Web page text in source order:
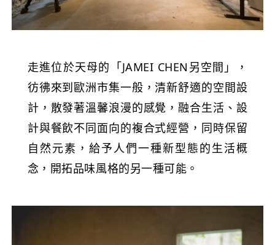
走進位於天母的「JAMEI CHEN另空間」，
彷彿來到歐洲市集一般，清新舒適的空間設
計，散發著溫馨浪漫的感覺，融合生活、設
計與餐飲不同面向的複合式經營，同時保留
自然元素，給予人們一種新型態的生活概
念，開拓品味風格的另一種可能。